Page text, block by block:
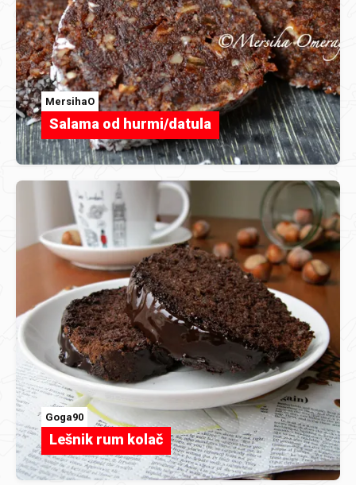
MersihaO
Salama od hurmi/datula
Goga90
Lešnik rum kolač